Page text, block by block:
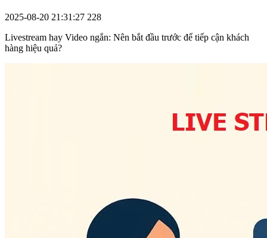
2025-08-20 21:31:27 228
Livestream hay Video ngắn: Nên bắt đầu trước để tiếp cận khách
hàng hiệu quả?